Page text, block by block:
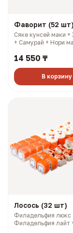
Фаворит (52 шт)
Сяке кунсей маки +
+ Самурай + Нори
Салмон + Чикси хот.
4 васаби (1606 гр,
ккал)
14 550 ₸
В корзину
Лосось (32 шт)
Филадельфия люкс
Филадельфия лайт